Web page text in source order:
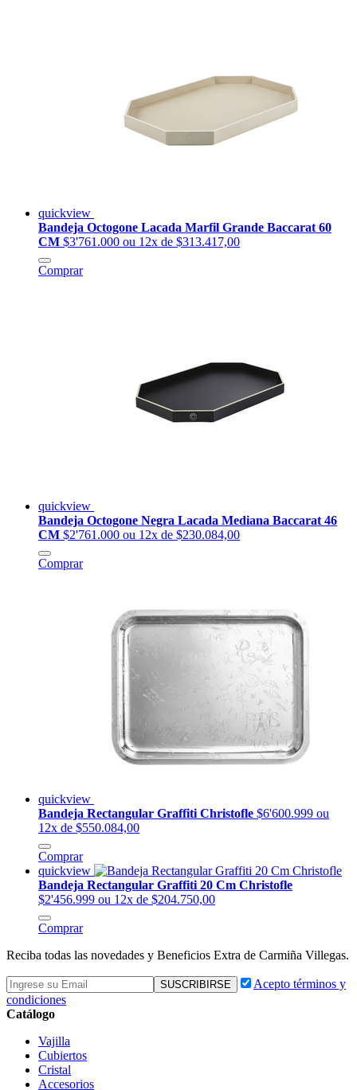
quickview
Bandeja Octogone Lacada Marfil Grande Baccarat 60
CM $3'761.000 ou 12x de $313.417,00
Comprar
quickview
Bandeja Octogone Negra Lacada Mediana Baccarat 46
CM $2'761.000 ou 12x de $230.084,00
Comprar
quickview
Bandeja Rectangular Graffiti Christofle $6'600.999 ou
12x de $550.084,00
Comprar
quickview
Bandeja Rectangular Graffiti 20 Cm Christofle
$2'456.999 ou 12x de $204.750,00
Comprar
Reciba todas las novedades y Beneficios Extra de Carmiña Villegas.
Acepto términos y
condiciones
Catálogo
Vajilla
Cubiertos
Cristal
Accesorios